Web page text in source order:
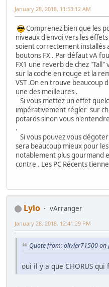
January 28, 2018, 11:53:12 AM
Comprenez bien que les
niveaux d'envoi vers les
soient correctement installés
boutons FX . Par défaut vA
FX1 une reverb de chez
sur la coche en rouge et la
VST .On en trouve beaucoup
une des meilleures .
Si vous mettez un effet
impérativement régler sur
potards sinon vous
.
Si vous pouvez vous
sera beaucoup mieux pour
notablement plus gourmand
contre . Les PC Récents
Lylo
vArranger
January 28, 2018, 12:41:29 PM
Quote from: olivier71500 on
oui il y a que CHORUS qui